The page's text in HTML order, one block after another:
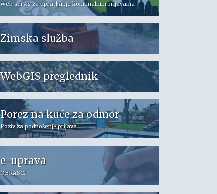
Web servis za upravljanje komunalnim prijavama
Zimska služba
WebGIS preglednik
Porez na kuće za odmor
Poziv za podnošenje prijava
e-uprava
OBRASCI